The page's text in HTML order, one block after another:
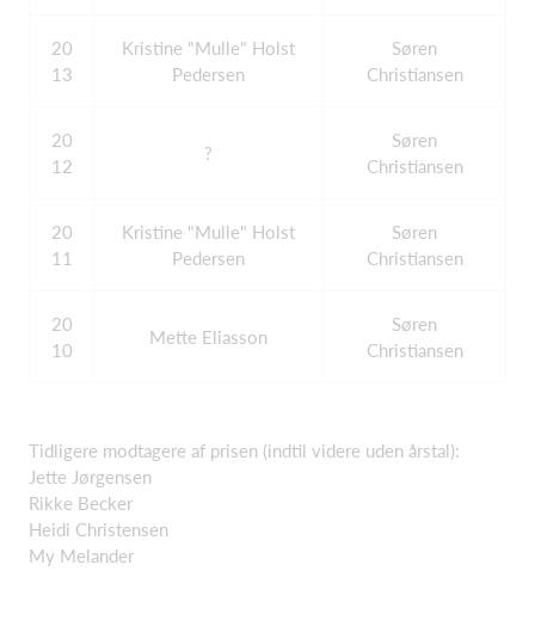
20
13
Kristine "Mulle" Holst
Pedersen
Søren
Christiansen
20
12
?
Søren
Christiansen
20
11
Kristine "Mulle" Holst
Pedersen
Søren
Christiansen
20
10
Mette Eliasson
Søren
Christiansen
Tidligere modtagere af prisen (indtil videre uden årstal):
Jette Jørgensen
Rikke Becker
Heidi Christensen
My Melander